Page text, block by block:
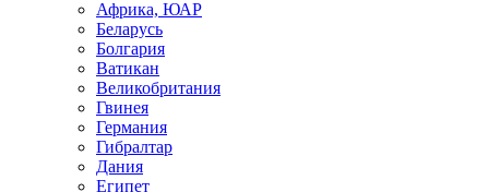
Африка, ЮАР
Беларусь
Болгария
Ватикан
Великобритания
Гвинея
Германия
Гибралтар
Дания
Египет